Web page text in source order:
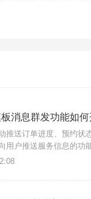
消息群发功能如
推送订单进度、预约状
用户推送服务信息的功
且不支持推送营销广告